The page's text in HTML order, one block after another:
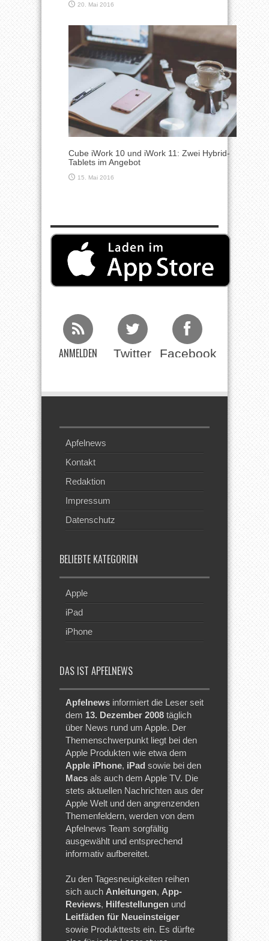
20. Mai 2016
Cube iWork 10 und iWork 11: Zwei Hybrid-
Tablets im Angebot
15. Mai 2016
ANMELDEN Twitter Facebook
Apfelnews
Kontakt
Redaktion
Impressum
Datenschutz
BELIEBTE KATEGORIEN
Apple
iPad
iPhone
DAS IST APFELNEWS
Apfelnews informiert die Leser seit
dem 13. Dezember 2008 täglich
über News rund um Apple. Der
Themenschwerpunkt liegt bei den
Apple Produkten wie etwa dem
Apple iPhone, iPad sowie bei den
Macs als auch dem Apple TV. Die
stets aktuellen Nachrichten aus der
Apple Welt und den angrenzenden
Themenfeldern, werden von dem
Apfelnews Team sorgfältig
ausgewählt und entsprechend
informativ aufbereitet.
Zu den Tagesneuigkeiten reihen
sich auch Anleitungen, App-
Reviews, Hilfestellungen und
Leitfäden für Neueinsteiger
sowie Produkttests ein. Es dürfte